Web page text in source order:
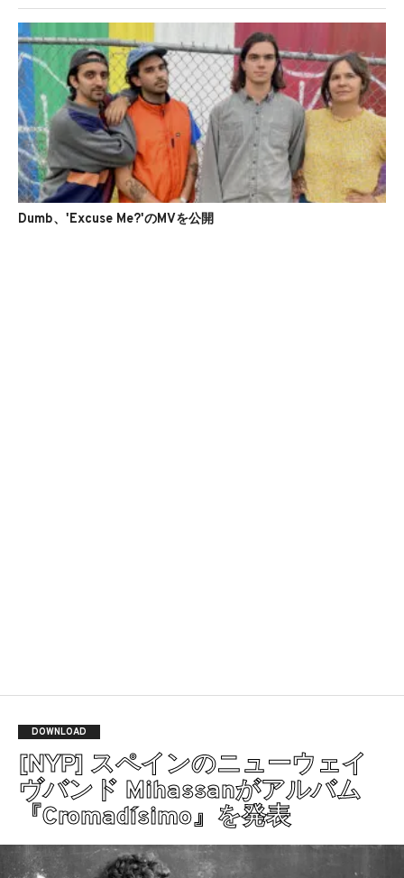
Dumb、'Excuse Me?'のMVを公開
DOWNLOAD
[NYP] スペインのニューウェイ
ヴバンド Mihassanがアルバム
『Cromadísimo』を発表